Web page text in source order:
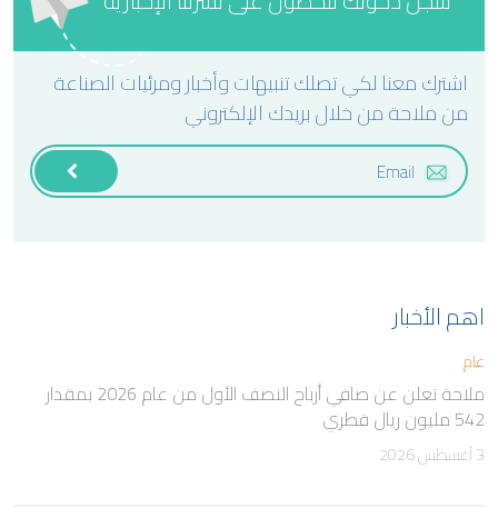
اشترك معنا لكي تصلك تنبيهات وأخبار ومرئيات الصناعة
من ملاحة من خلال بريدك الإلكتروني
اهم الأخبار
عام
ملاحة تعلن عن صافي أرباح النصف الأول من عام 2026 بمقدار
542 مليون ريال قطري
3 أغسطس 2026